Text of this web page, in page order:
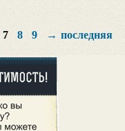
7 8 9 → последняя